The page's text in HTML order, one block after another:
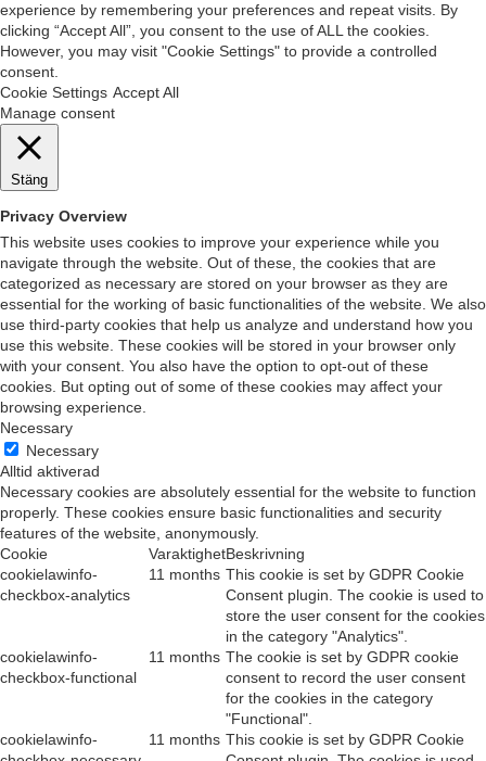
experience by remembering your preferences and repeat visits. By
clicking “Accept All”, you consent to the use of ALL the cookies.
However, you may visit "Cookie Settings" to provide a controlled
consent.
Cookie Settings Accept All
Manage consent
Stäng
Privacy Overview
This website uses cookies to improve your experience while you
navigate through the website. Out of these, the cookies that are
categorized as necessary are stored on your browser as they are
essential for the working of basic functionalities of the website. We also
use third-party cookies that help us analyze and understand how you
use this website. These cookies will be stored in your browser only
with your consent. You also have the option to opt-out of these
cookies. But opting out of some of these cookies may affect your
browsing experience.
Necessary
Necessary
Alltid aktiverad
Necessary cookies are absolutely essential for the website to function
properly. These cookies ensure basic functionalities and security
features of the website, anonymously.
Cookie
VaraktighetBeskrivning
cookielawinfo-
checkbox-analytics
11 months This cookie is set by GDPR Cookie
Consent plugin. The cookie is used to
store the user consent for the cookies
in the category "Analytics".
cookielawinfo-
checkbox-functional
11 months The cookie is set by GDPR cookie
consent to record the user consent
for the cookies in the category
"Functional".
cookielawinfo-
11 months This cookie is set by GDPR Cookie